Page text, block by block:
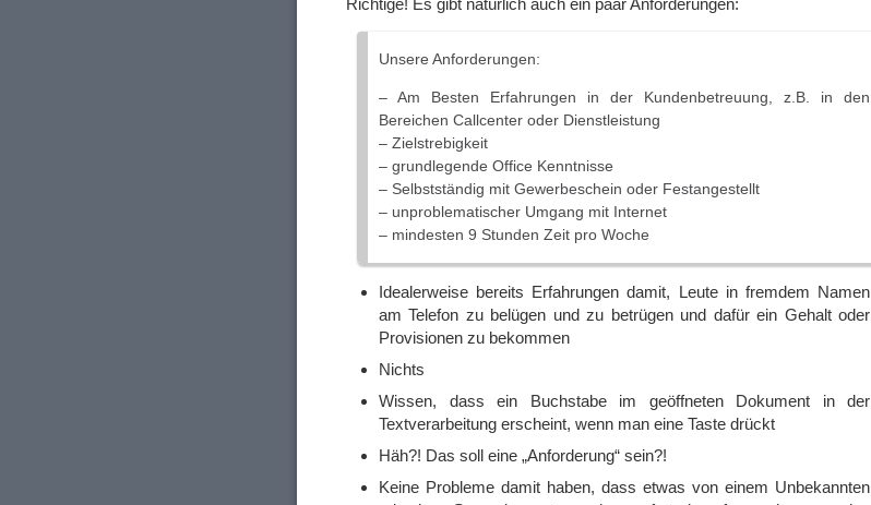
Unsere Anforderungen:
– Am Besten Erfahrungen in der Kundenbetreuung, z.B. in den
Bereichen Callcenter oder Dienstleistung
– Zielstrebigkeit
– grundlegende Office Kenntnisse
– Selbstständig mit Gewerbeschein oder Festangestellt
– unproblematischer Umgang mit Internet
– mindesten 9 Stunden Zeit pro Woche
Idealerweise bereits Erfahrungen damit, Leute in fremdem Namen
am Telefon zu belügen und zu betrügen und dafür ein Gehalt oder
Provisionen zu bekommen
Nichts
Wissen, dass ein Buchstabe im geöffneten Dokument in der
Textverarbeitung erscheint, wenn man eine Taste drückt
Häh?! Das soll eine „Anforderung“ sein?!
Keine Probleme damit haben, dass etwas von einem Unbekannten